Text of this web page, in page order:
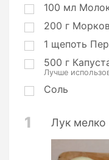
100 мл
200 г
1 щепоть
500 г
Лучше
Соль
1 Лук мелко